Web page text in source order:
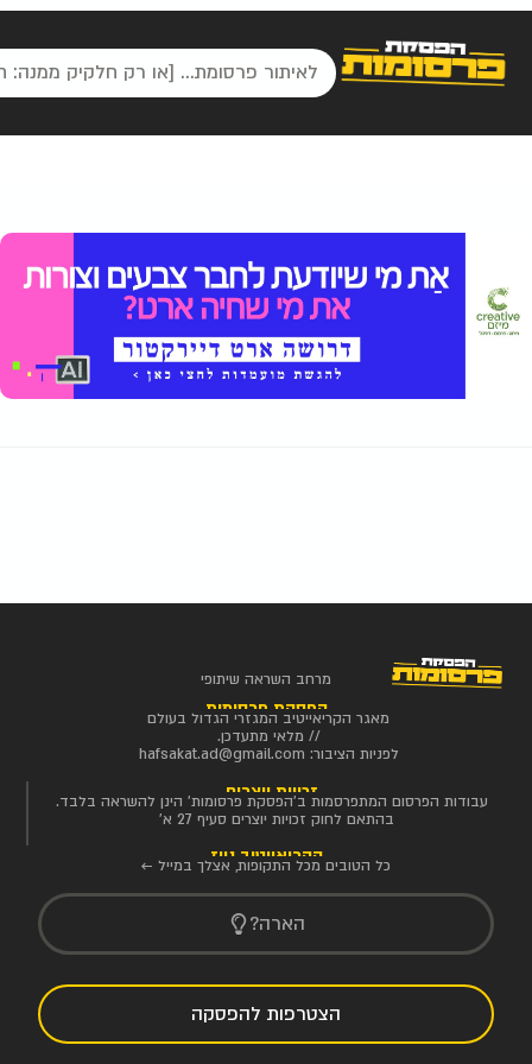
מרחב השראה שיתופי
הפסקת פרסומות
מאגר הקריאייטיב המגזרי הגדול בעולם
// מלאי מתעדכן.
לפניות הציבור: hafsakat.ad@gmail.com
זכויות יוצרים
עבודות הפרסום המתפרסמות ב'הפסקת פרסומות' הינן להשראה בלבד.
בהתאם לחוק זכויות יוצרים סעיף 27 א'
הקריאייטיב ניוז
כל הטובים מכל התקופות, אצלך במייל ←
הארה?
הצטרפות להפסקה